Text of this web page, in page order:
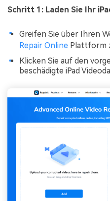
Schritt 1: Laden Sie Ihr
Greifen Sie über Ihren
Repair Online Plattform
Klicken Sie auf den
beschädigte iPad